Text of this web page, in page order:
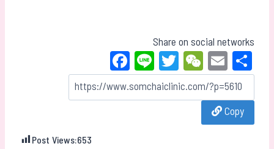
Share on social networks
Fa
ce
bo
Li
ne
T
wi
tt
W
eC
ha
t
E
m
ail
Copy
Post Views:653